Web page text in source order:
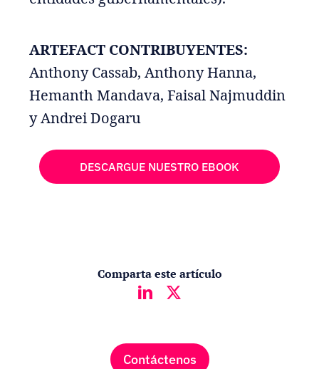
ARTEFACT CONTRIBUYENTES:
Anthony Cassab, Anthony Hanna,
Hemanth Mandava, Faisal Najmuddin
y Andrei Dogaru
DESCARGUE NUESTRO EBOOK
Comparta este artículo
Contáctenos